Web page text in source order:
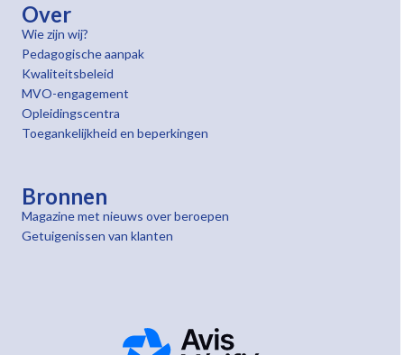
Over
Wie zijn wij?
Pedagogische aanpak
Kwaliteitsbeleid
MVO-engagement
Opleidingscentra
Toegankelijkheid en beperkingen
Bronnen
Magazine met nieuws over beroepen
Getuigenissen van klanten